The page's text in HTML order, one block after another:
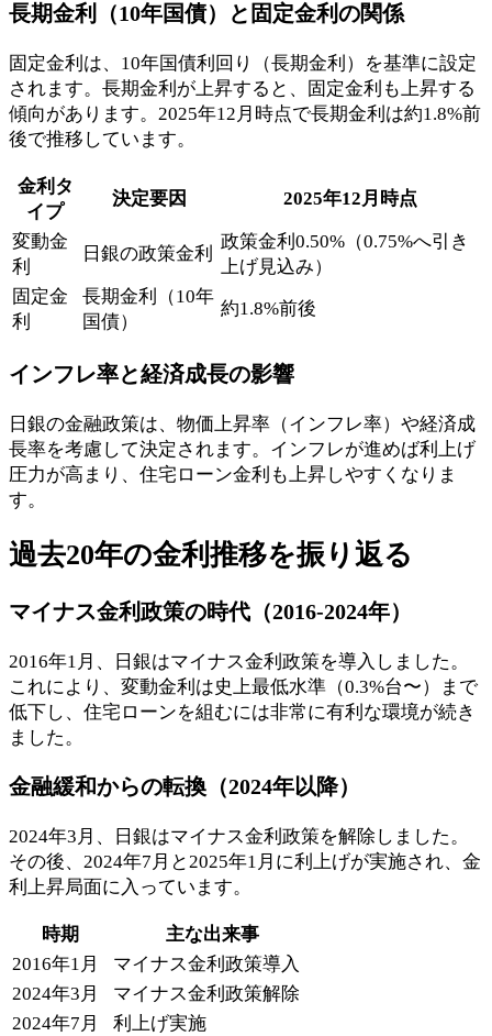
長期金利（10年国債）と固定金利の関係
固定金利は、10年国債利回り（長期金利）を基準に設定
されます。長期金利が上昇すると、固定金利も上昇する
傾向があります。2025年12月時点で長期金利は約1.8%前
後で推移しています。
金利タ
イプ
決定要因 2025年12月時点
変動金
利
日銀の政策金利
政策金利0.50%（0.75%へ引き
上げ見込み）
固定金
利
長期金利（10年
国債）
約1.8%前後
インフレ率と経済成長の影響
日銀の金融政策は、物価上昇率（インフレ率）や経済成
長率を考慮して決定されます。インフレが進めば利上げ
圧力が高まり、住宅ローン金利も上昇しやすくなりま
す。
過去20年の金利推移を振り返る
マイナス金利政策の時代（2016-2024年）
2016年1月、日銀はマイナス金利政策を導入しました。
これにより、変動金利は史上最低水準（0.3%台〜）まで
低下し、住宅ローンを組むには非常に有利な環境が続き
ました。
金融緩和からの転換（2024年以降）
2024年3月、日銀はマイナス金利政策を解除しました。
その後、2024年7月と2025年1月に利上げが実施され、金
利上昇局面に入っています。
時期
主な出来事
2016年1月
マイナス金利政策導入
2024年3月
マイナス金利政策解除
2024年7月
利上げ実施